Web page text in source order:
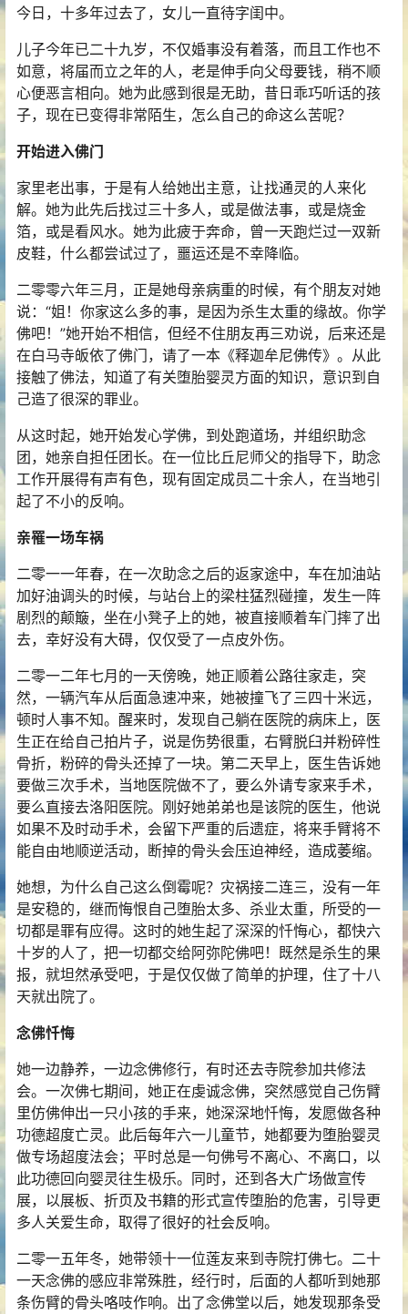
今日，十多年过去了，女儿一直待字闺中。
儿子今年已二十九岁，不仅婚事没有着落，而且工作也不
如意，将届而立之年的人，老是伸手向父母要钱，稍不顺
心便恶言相向。她为此感到很是无助，昔日乖巧听话的孩
子，现在已变得非常陌生，怎么自己的命这么苦呢？
开始进入佛门
家里老出事，于是有人给她出主意，让找通灵的人来化
解。她为此先后找过三十多人，或是做法事，或是烧金
箔，或是看风水。她为此疲于奔命，曾一天跑烂过一双新
皮鞋，什么都尝试过了，噩运还是不幸降临。
二零零六年三月，正是她母亲病重的时候，有个朋友对她
说：“姐！你家这么多的事，是因为杀生太重的缘故。你学
佛吧！”她开始不相信，但经不住朋友再三劝说，后来还是
在白马寺皈依了佛门，请了一本《释迦牟尼佛传》。从此
接触了佛法，知道了有关堕胎婴灵方面的知识，意识到自
己造了很深的罪业。
从这时起，她开始发心学佛，到处跑道场，并组织助念
团，她亲自担任团长。在一位比丘尼师父的指导下，助念
工作开展得有声有色，现有固定成员二十余人，在当地引
起了不小的反响。
亲罹一场车祸
二零一一年春，在一次助念之后的返家途中，车在加油站
加好油调头的时候，与站台上的梁柱猛烈碰撞，发生一阵
剧烈的颠簸，坐在小凳子上的她，被直接顺着车门摔了出
去，幸好没有大碍，仅仅受了一点皮外伤。
二零一二年七月的一天傍晚，她正顺着公路往家走，突
然，一辆汽车从后面急速冲来，她被撞飞了三四十米远，
顿时人事不知。醒来时，发现自己躺在医院的病床上，医
生正在给自己拍片子，说是伤势很重，右臂脱臼并粉碎性
骨折，粉碎的骨头还掉了一块。第二天早上，医生告诉她
要做三次手术，当地医院做不了，要么外请专家来手术，
要么直接去洛阳医院。刚好她弟弟也是该院的医生，他说
如果不及时动手术，会留下严重的后遗症，将来手臂将不
能自由地顺逆活动，断掉的骨头会压迫神经，造成萎缩。
她想，为什么自己这么倒霉呢？灾祸接二连三，没有一年
是安稳的，继而悔恨自己堕胎太多、杀业太重，所受的一
切都是罪有应得。这时的她生起了深深的忏悔心，都快六
十岁的人了，把一切都交给阿弥陀佛吧！既然是杀生的果
报，就坦然承受吧，于是仅仅做了简单的护理，住了十八
天就出院了。
念佛忏悔
她一边静养，一边念佛修行，有时还去寺院参加共修法
会。一次佛七期间，她正在虔诚念佛，突然感觉自己伤臂
里仿佛伸出一只小孩的手来，她深深地忏悔，发愿做各种
功德超度亡灵。此后每年六一儿童节，她都要为堕胎婴灵
做专场超度法会；平时总是一句佛号不离心、不离口，以
此功德回向婴灵往生极乐。同时，还到各大广场做宣传
展，以展板、折页及书籍的形式宣传堕胎的危害，引导更
多人关爱生命，取得了很好的社会反响。
二零一五年冬，她带领十一位莲友来到寺院打佛七。二十
一天念佛的感应非常殊胜，经行时，后面的人都听到她那
条伤臂的骨头咯吱作响。出了念佛堂以后，她发现那条受